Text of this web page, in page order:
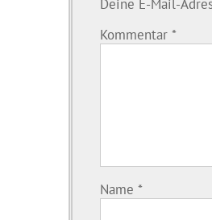
Deine E-Mail-
Kommentar *
Name *